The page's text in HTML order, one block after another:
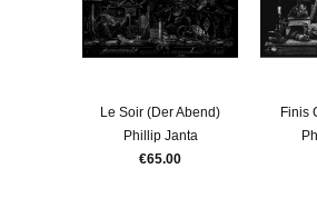
Le Soir (Der Abend)
Phillip Janta
€65.00
Finis